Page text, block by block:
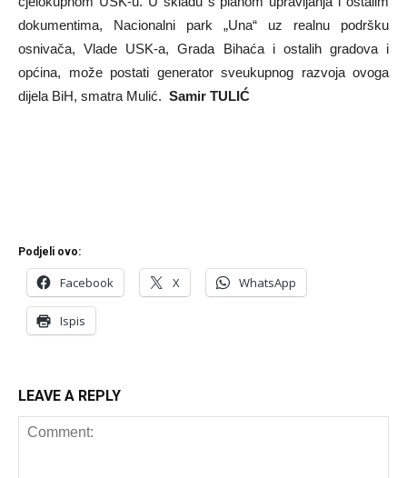
dokumentima, Nacionalni park „Una“ uz realnu podršku
osnivača, Vlade USK-a, Grada Bihaća i ostalih gradova i
općina, može postati generator sveukupnog razvoja ovoga
dijela BiH, smatra Mulić. Samir TULIĆ
Podjeli ovo:
Facebook X WhatsApp
Ispis
LEAVE A REPLY